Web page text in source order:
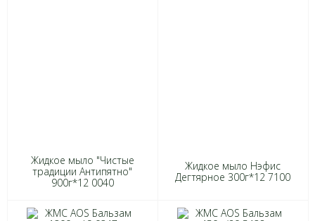
Жидкое мыло "Чистые
традиции Антипятно"
900г*12 0040
Жидкое мыло Нэфис
Дегтярное 300г*12 7100